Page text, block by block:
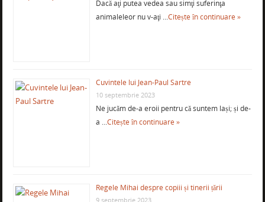
Dacă aţi putea vedea sau simţi suferinţa
animaleleor nu v-aţi …Citește în continuare »
Cuvintele lui Jean-Paul Sartre
10 septembrie 2023
Ne jucăm de-a eroii pentru că suntem lași; și de-
a …Citește în continuare »
Regele Mihai despre copiii și tinerii țării
9 septembrie 2023